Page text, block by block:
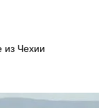
Чехии